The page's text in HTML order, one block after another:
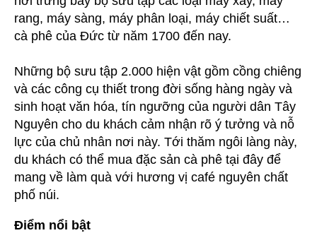
rang, máy sàng, máy phân loại, máy chiết suất…
cà phê của Đức từ năm 1700 đến nay.
Những bộ sưu tập 2.000 hiện vật gồm cồng chiêng
và các công cụ thiết trong đời sống hàng ngày và
sinh hoạt văn hóa, tín ngưỡng của người dân Tây
Nguyên cho du khách cảm nhận rõ ý tưởng và nỗ
lực của chủ nhân nơi này. Tới thăm ngôi làng này,
du khách có thể mua đặc sản cà phê tại đây để
mang về làm quà với hương vị café nguyên chất
phố núi.
Điểm nổi bật